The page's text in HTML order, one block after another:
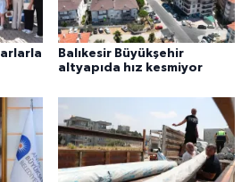
Balıkesir Büyükşehir
altyapıda hız kesmiyor